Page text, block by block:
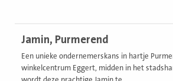
Jamin, Purmerend
Een unieke ondernemerskans in hartje
winkelcentrum Eggert, midden in het
vestiging